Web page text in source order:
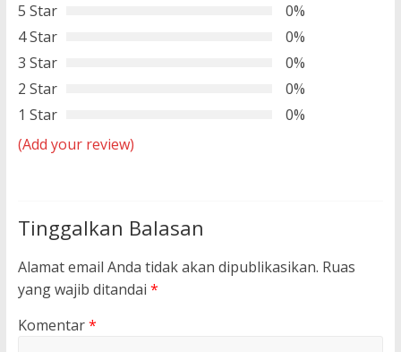
5 Star
0%
4 Star
0%
3 Star
0%
2 Star
0%
1 Star
0%
(Add your review)
Tinggalkan Balasan
Alamat email Anda tidak akan dipublikasikan. Ruas
yang wajib ditandai *
Komentar*